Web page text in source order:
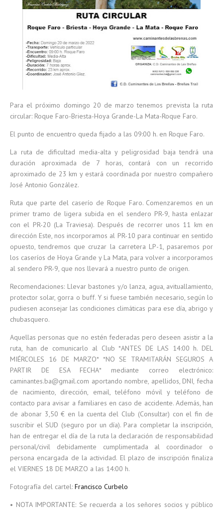
Para el próximo domingo 20 de marzo tenemos prevista la ruta
circular: Roque Faro-Briesta-Hoya Grande-La Mata-Roque Faro.
El punto de encuentro queda fijado a las 09:00 h. en Roque Faro.
La ruta de dificultad media-alta y peligrosidad baja tendrá una
duración aproximada de 7 horas, contará con un recorrido
aproximado de 23 km y estará coordinada por nuestro compañero
José Antonio González.
Ruta que parte del caserío de Roque Faro. Comenzaremos en un
primer tramo de ligera subida en el sendero PR-9, hasta enlazar
con el PR-20 (La Traviesa). Después de recorrer unos 11 km en
dirección Este, nos incorporamos al PR-10 para continuar en sentido
opuesto, tendremos que cruzar la carretera LP-1, pasaremos por
los caseríos de Hoya Grande y La Mata, para volver a incorporamos
al sendero PR-9, que nos llevará a nuestro punto de origen.
Recomendaciones: Llevar bastones y/o lanza, agua, avituallamiento,
protector solar, gorra o buff. Y si fuese también necesario, según lo
pudiesen aconsejar las condiciones climáticas para ese día, abrigo y
chubasquero.
Aquellas personas que no estén federadas pero deseen asistir a la
ruta, han de comunicarlo al Club *ANTES DE LAS 14:00 h. DEL
MIÉRCOLES 16 DE MARZO* *NO SE TRAMITARÁN SEGUROS A
PARTIR DE ESA FECHA* mediante correo electrónico:
caminantes.ba@gmail.com aportando nombre, apellidos, DNI, fecha
de nacimiento, dirección, email, teléfono móvil y teléfono de
contacto para avisar a familiares en caso de accidente. Además, han
de abonar 3,50 € en la cuenta del Club (Consultar) con el fin de
suscribir el SUD (seguro por un día). Para completar la inscripción,
han de entregar el día de la ruta la declaración de responsabilidad
personal/civil debidamente cumplimentada al coordinador o
persona encargada de la actividad. El plazo de inscripción finaliza
el VIERNES 18 DE MARZO a las 14:00 h.
Fotografía del cartel: Francisco Curbelo
• NOTA IMPORTANTE: Se recuerda a los señores socios y público